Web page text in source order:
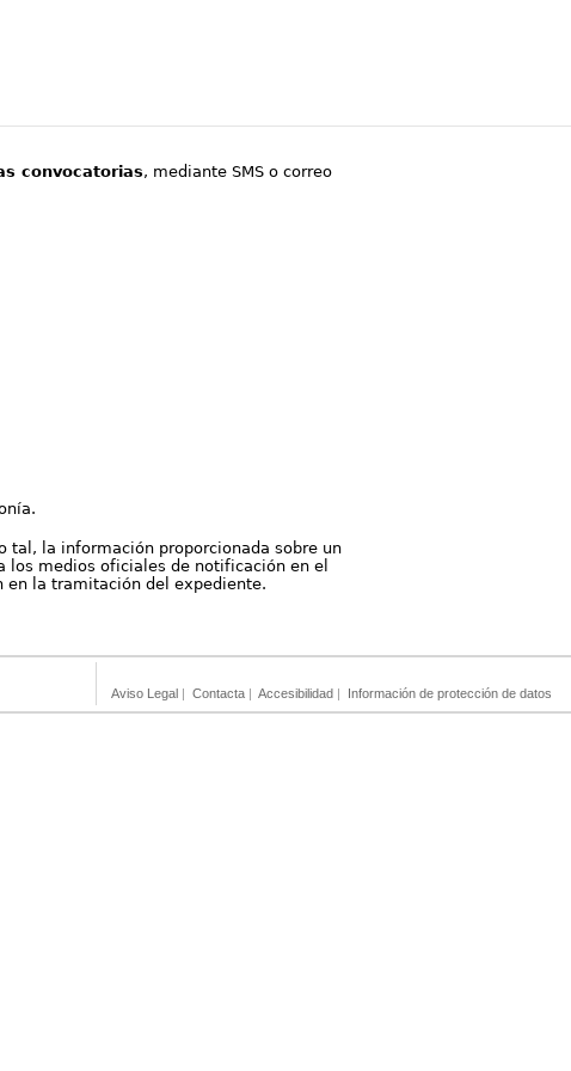
convocatorias, mediante SMS o correo
tal, la información proporcionada sobre un
medios oficiales de notificación en el
en la tramitación del expediente.
Aviso Legal | Contacta | Accesibilidad | Información de protección de datos